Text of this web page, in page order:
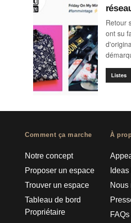
Retour
ont su
Listes
Comment ça marche
Notre concept
Proposer un espace
Trouver un espace
Tableau de bord
Propriétaire
À
Nous
FAQs